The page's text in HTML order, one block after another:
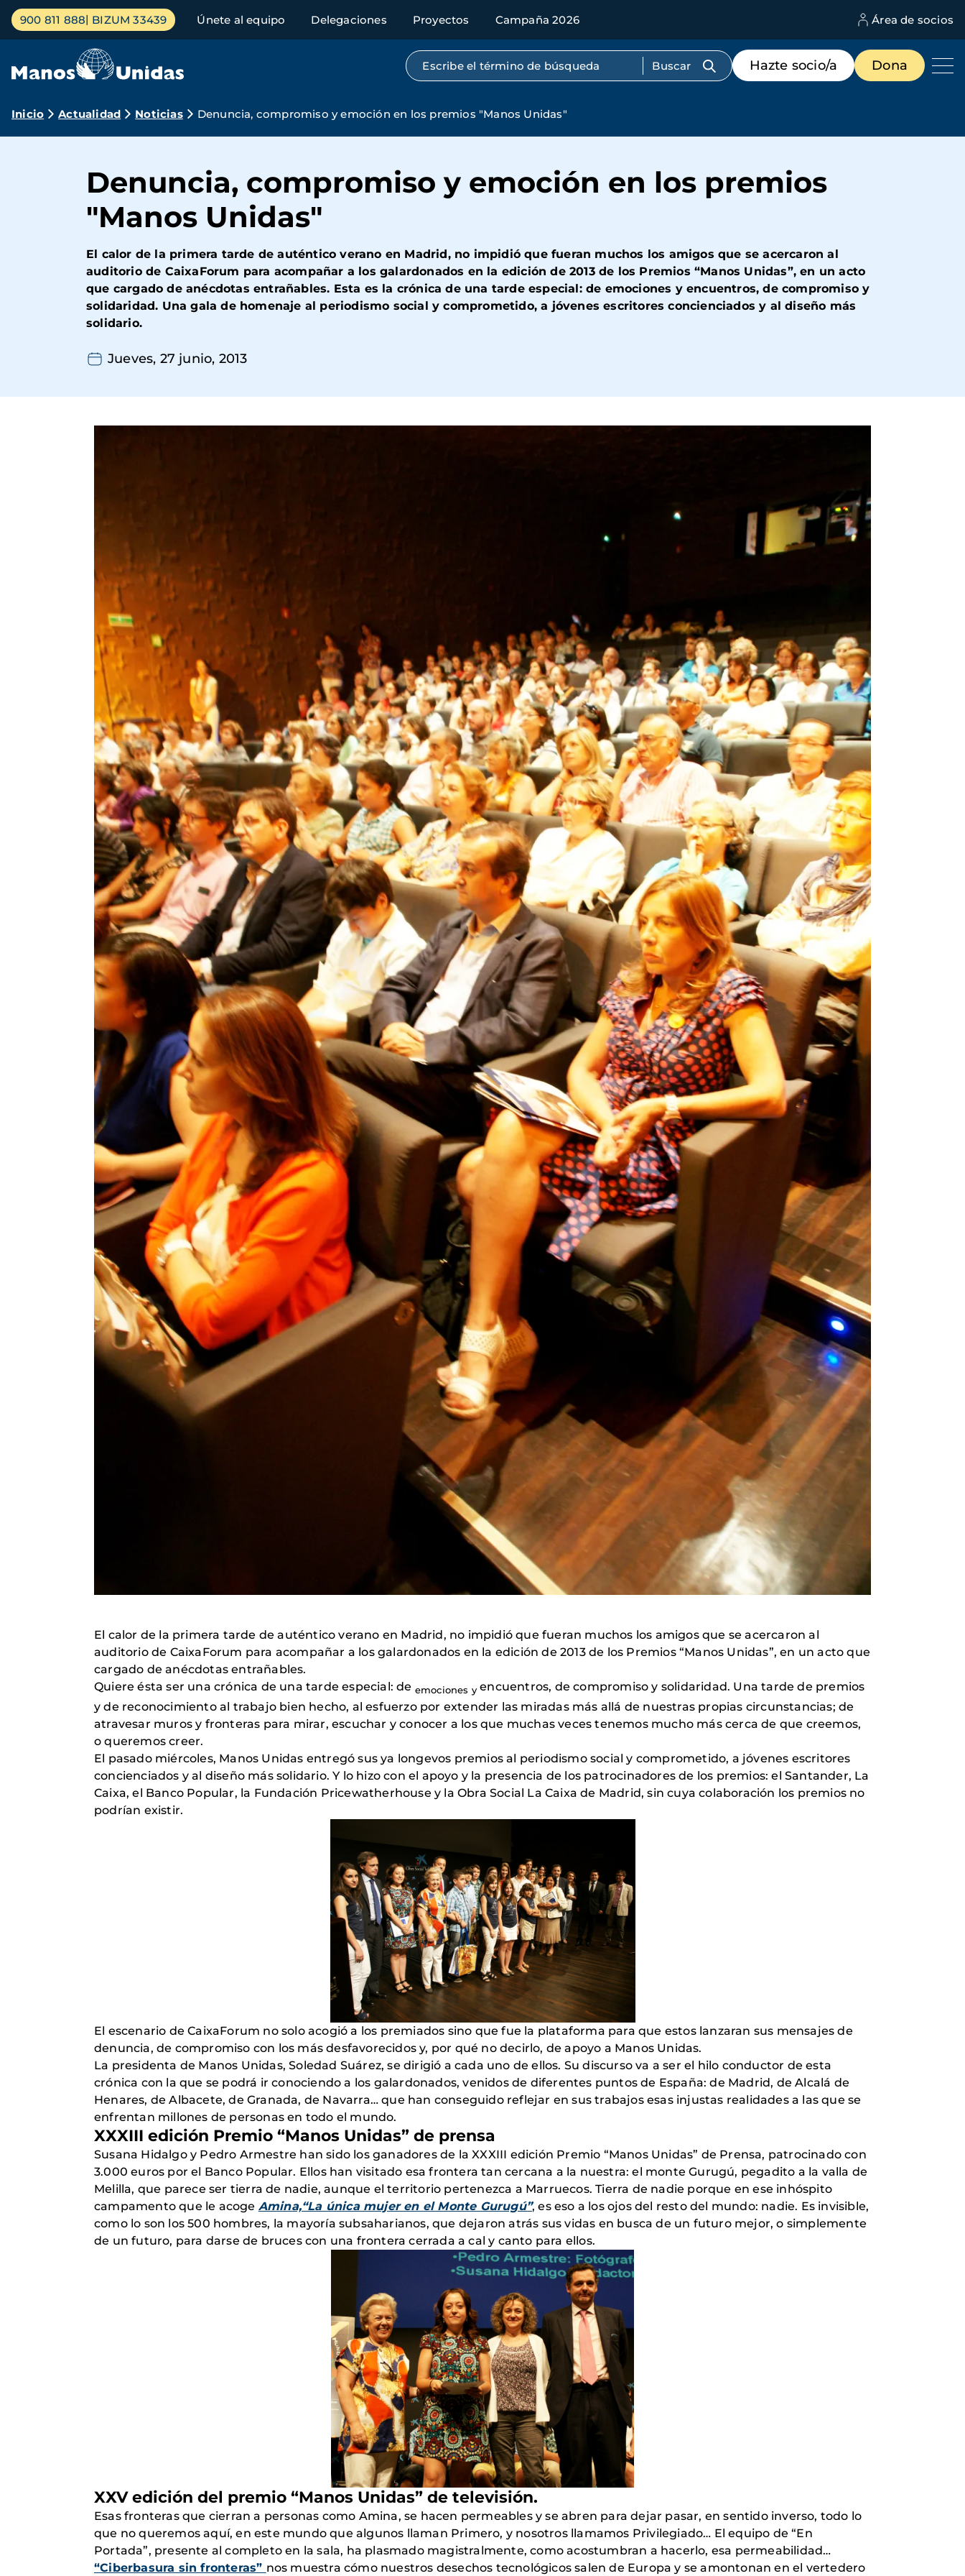
Pasar
contenido
Menú
principal
900 811 888 BIZUM 33439 Únete al equipo Delegaciones Proyectos Campaña 2026 Área de socios
Búsqueda por texto completo
Menú
de
destacados
Hazte socio/a Dona
Ruta
navegación
Inicio Actualidad Noticias Denuncia, compromiso y emoción en los premios "Manos Unidas"
Denuncia, compromiso y emoción en los premios
"Manos Unidas"
El calor de la primera tarde de auténtico verano en Madrid, no impidió que fueran muchos los amigos que se acercaron al
auditorio de CaixaForum para acompañar a los galardonados en la edición de 2013 de los Premios “Manos Unidas”, en un acto
que cargado de anécdotas entrañables. Esta es la crónica de una tarde especial: de emociones y encuentros, de compromiso y
solidaridad. Una gala de homenaje al periodismo social y comprometido, a jóvenes escritores concienciados y al diseño más
solidario.
Jueves, 27 junio, 2013
El calor de la primera tarde de auténtico verano en Madrid, no impidió que fueran muchos los amigos que se acercaron al
auditorio de CaixaForum para acompañar a los galardonados en la edición de 2013 de los Premios “Manos Unidas”, en un acto que
cargado de anécdotas entrañables.
Quiere ésta ser una crónica de una tarde especial: de emociones yencuentros, de compromiso y solidaridad. Una tarde de premios
y de reconocimiento al trabajo bien hecho, al esfuerzo por extender las miradas más allá de nuestras propias circunstancias; de
atravesar muros y fronteras para mirar, escuchar y conocer a los que muchas veces tenemos mucho más cerca de que creemos,
o queremos creer.
El pasado miércoles, Manos Unidas entregó sus ya longevos premios al periodismo social y comprometido, a jóvenes escritores
concienciados y al diseño más solidario. Y lo hizo con el apoyo y la presencia de los patrocinadores de los premios: el Santander, La
Caixa, el Banco Popular, la Fundación Pricewatherhouse y la Obra Social La Caixa de Madrid, sin cuya colaboración los premios no
podrían existir.
El escenario de CaixaForum no solo acogió a los premiados sino que fue la plataforma para que estos lanzaran sus mensajes de
denuncia, de compromiso con los más desfavorecidos y, por qué no decirlo, de apoyo a Manos Unidas.
La presidenta de Manos Unidas, Soledad Suárez, se dirigió a cada uno de ellos. Su discurso va a ser el hilo conductor de esta
crónica con la que se podrá ir conociendo a los galardonados, venidos de diferentes puntos de España: de Madrid, de Alcalá de
Henares, de Albacete, de Granada, de Navarra… que han conseguido reflejar en sus trabajos esas injustas realidades a las que se
enfrentan millones de personas en todo el mundo.
XXXIII edición Premio “Manos Unidas” de prensa
Susana Hidalgo y Pedro Armestre han sido los ganadores de la XXXIII edición Premio “Manos Unidas” de Prensa, patrocinado con
3.000 euros por el Banco Popular. Ellos han visitado esa frontera tan cercana a la nuestra: el monte Gurugú, pegadito a la valla de
Melilla, que parece ser tierra de nadie, aunque el territorio pertenezca a Marruecos. Tierra de nadie porque en ese inhóspito
campamento que le acoge Amina,“La única mujer en el Monte Gurugú”, es eso a los ojos del resto del mundo: nadie. Es invisible,
como lo son los 500 hombres, la mayoría subsaharianos, que dejaron atrás sus vidas en busca de un futuro mejor, o simplemente
de un futuro, para darse de bruces con una frontera cerrada a cal y canto para ellos.
XXV edición del premio “Manos Unidas” de televisión.
Esas fronteras que cierran a personas como Amina, se hacen permeables y se abren para dejar pasar, en sentido inverso, todo lo
que no queremos aquí, en este mundo que algunos llaman Primero, y nosotros llamamos Privilegiado… El equipo de “En
Portada”, presente al completo en la sala, ha plasmado magistralmente, como acostumbran a hacerlo, esa permeabilidad…
“Ciberbasura sin fronteras” nos muestra cómo nuestros desechos tecnológicos salen de Europa y se amontonan en el vertedero